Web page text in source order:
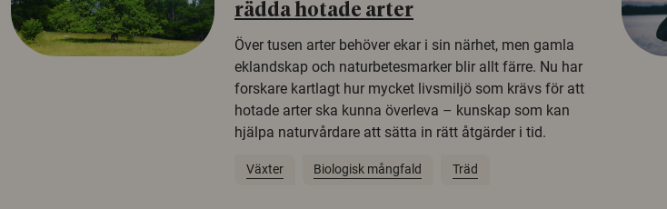
rädda hotade arter
Över tusen arter behöver ekar i sin närhet, men gamla
eklandskap och naturbetesmarker blir allt färre. Nu har
forskare kartlagt hur mycket livsmiljö som krävs för att
hotade arter ska kunna överleva – kunskap som kan
hjälpa naturvårdare att sätta in rätt åtgärder i tid.
Växter Biologisk mångfald Träd